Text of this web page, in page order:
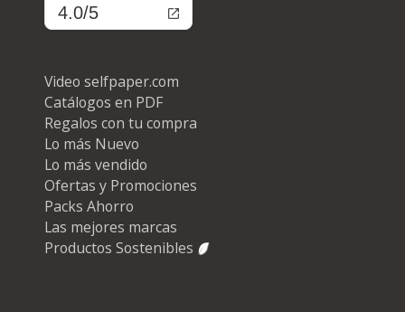
4.0/5
Video selfpaper.com
Catálogos en PDF
Regalos con tu compra
Lo más Nuevo
Lo más vendido
Ofertas y Promociones
Packs Ahorro
Las mejores marcas
Productos Sostenibles